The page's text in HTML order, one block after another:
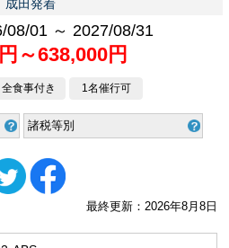
成田発着
08/01 ～ 2027/08/31
～638,000円
全食事付き 1名催行可
諸税等別
最終更新：2026年8月8日